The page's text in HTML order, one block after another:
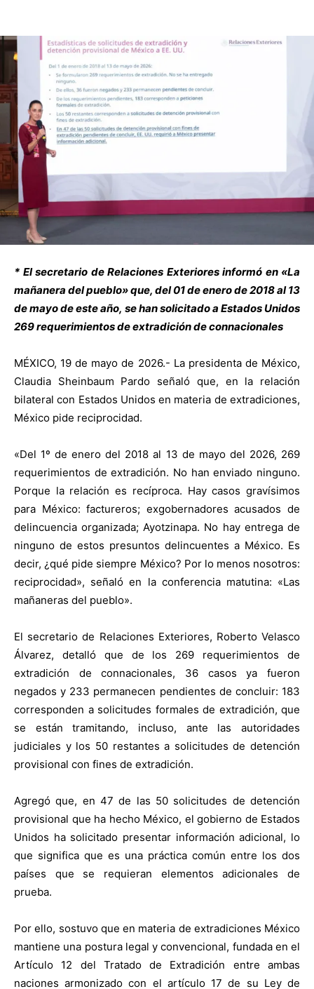
* El secretario de Relaciones Exteriores informó en «La
mañanera del pueblo» que, del 01 de enero de 2018 al 13
de mayo de este año, se han solicitado a Estados Unidos
269 requerimientos de extradición de connacionales
MÉXICO, 19 de mayo de 2026.- La presidenta de México,
Claudia Sheinbaum Pardo señaló que, en la relación
bilateral con Estados Unidos en materia de extradiciones,
México pide reciprocidad.
«Del 1º de enero del 2018 al 13 de mayo del 2026, 269
requerimientos de extradición. No han enviado ninguno.
Porque la relación es recíproca. Hay casos gravísimos
para México: factureros; exgobernadores acusados de
delincuencia organizada; Ayotzinapa. No hay entrega de
ninguno de estos presuntos delincuentes a México. Es
decir, ¿qué pide siempre México? Por lo menos nosotros:
reciprocidad», señaló en la conferencia matutina: «Las
mañaneras del pueblo».
El secretario de Relaciones Exteriores, Roberto Velasco
Álvarez, detalló que de los 269 requerimientos de
extradición de connacionales, 36 casos ya fueron
negados y 233 permanecen pendientes de concluir: 183
corresponden a solicitudes formales de extradición, que
se están tramitando, incluso, ante las autoridades
judiciales y los 50 restantes a solicitudes de detención
provisional con fines de extradición.
Agregó que, en 47 de las 50 solicitudes de detención
provisional que ha hecho México, el gobierno de Estados
Unidos ha solicitado presentar información adicional, lo
que significa que es una práctica común entre los dos
países que se requieran elementos adicionales de
prueba.
Por ello, sostuvo que en materia de extradiciones México
mantiene una postura legal y convencional, fundada en el
Artículo 12 del Tratado de Extradición entre ambas
naciones armonizado con el artículo 17 de su Ley de